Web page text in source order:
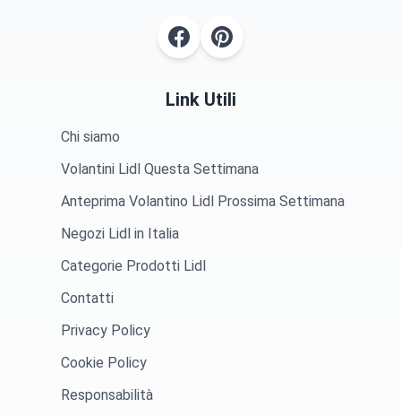
Link Utili
Chi siamo
Volantini Lidl Questa Settimana
Anteprima Volantino Lidl Prossima Settimana
Negozi Lidl in Italia
Categorie Prodotti Lidl
Contatti
Privacy Policy
Cookie Policy
Responsabilità